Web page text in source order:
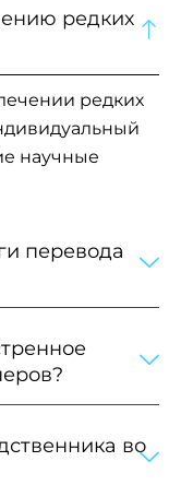
редких
редких
научные
перевода
во